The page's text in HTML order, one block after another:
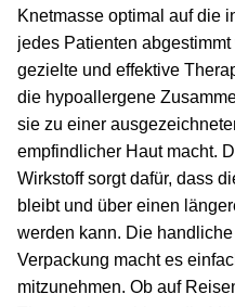
Knetmasse optimal auf die
jedes Patienten
gezielte und effektive
die hypoallergene
sie zu einer
empfindlicher Haut macht.
Wirkstoff sorgt dafür, dass
bleibt und über einen
werden kann. Die
Verpackung macht es
mitzunehmen. Ob auf